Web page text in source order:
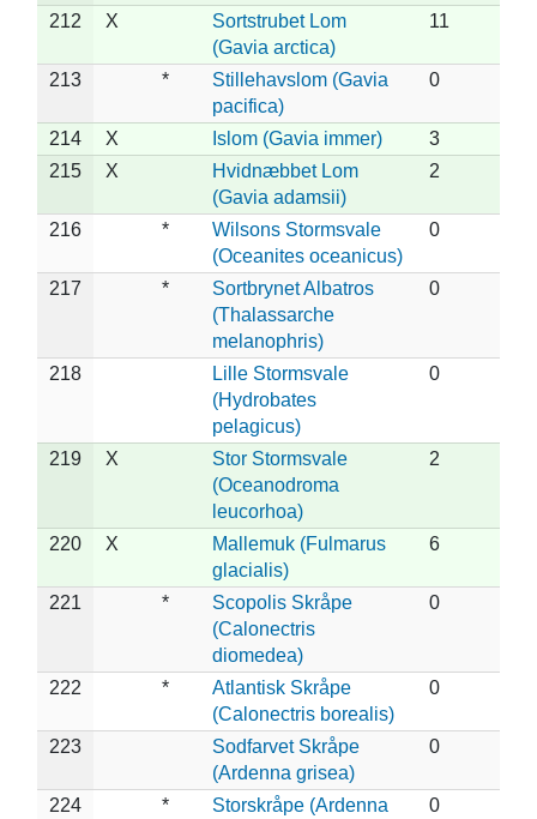
212 X
Sortstrubet Lom
(Gavia arctica)
11
213 *
Stillehavslom (Gavia
pacifica)
0
214 X Islom (Gavia immer)
3
215
X
Hvidnæbbet Lom
(Gavia adamsii)
2
216 *
Wilsons Stormsvale
(Oceanites oceanicus)
0
217 *
Sortbrynet Albatros
(Thalassarche
melanophris)
0
218
Lille Stormsvale
(Hydrobates
pelagicus)
0
219 X
Stor Stormsvale
(Oceanodroma
leucorhoa)
2
220 X
Mallemuk (Fulmarus
glacialis)
6
221 *
Scopolis Skråpe
(Calonectris
diomedea)
0
222 *
Atlantisk Skråpe
(Calonectris borealis)
0
223
Sodfarvet Skråpe
(Ardenna grisea)
0
224 *
Storskråpe (Ardenna
0